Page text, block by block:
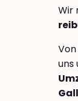
Wir
uns